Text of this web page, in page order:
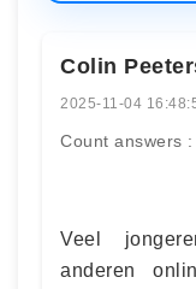
Colin
2025-11-04
Count answers :
Veel
anderen